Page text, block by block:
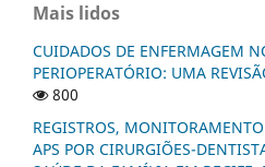
Mais lidos
CUIDADOS DE ENFERMAGEM
PERIOPERATÓRIO: UMA
800
REGISTROS,
APS POR CIRURGIÕES-